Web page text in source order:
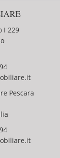
I 229
Pescara